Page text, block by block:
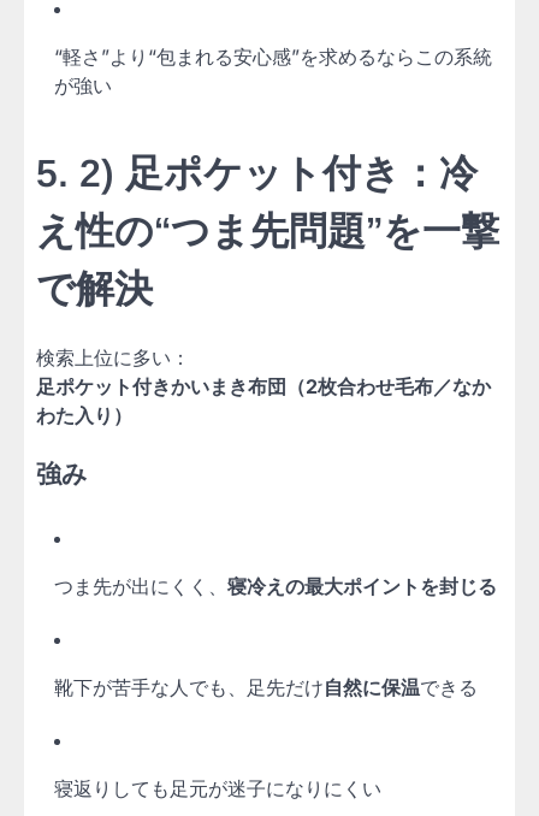
“軽さ”より“包まれる安心感”を求めるならこの系統
が強い
5. 2) 足ポケット付き：冷
え性の“つま先問題”を一撃
で解決
検索上位に多い：
足ポケット付きかいまき布団（2枚合わせ毛布／なか
わた入り）
強み
つま先が出にくく、 寝冷えの最大ポイントを封じる
靴下が苦手な人でも、足先だけ自然に保温できる
寝返りしても足元が迷子になりにくい